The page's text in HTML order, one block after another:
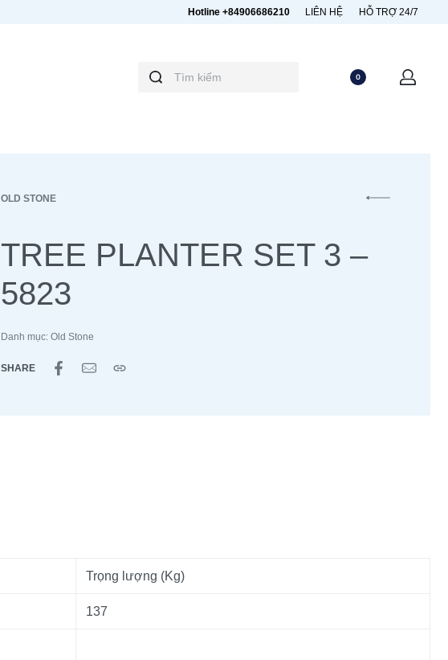
Hotline +84906686210 LIÊN HỆ HỖ TRỢ 24/7
0
OLD STONE
TREE PLANTER SET 3 –
5823
Danh mục: Old Stone
SHARE
Trọng lượng (Kg)
137